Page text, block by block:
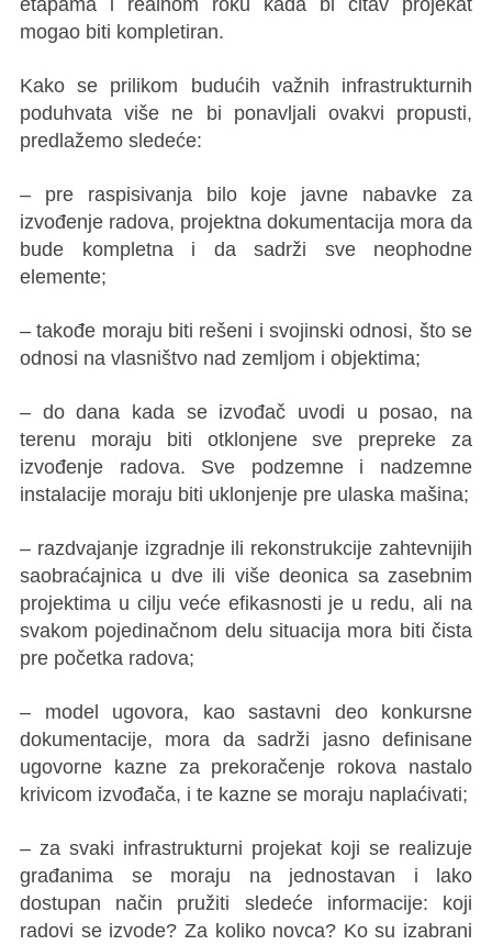
mogao biti kompletiran.
Kako se prilikom budućih važnih infrastrukturnih
poduhvata više ne bi ponavljali ovakvi propusti,
predlažemo sledeće:
– pre raspisivanja bilo koje javne nabavke za
izvođenje radova, projektna dokumentacija mora da
bude kompletna i da sadrži sve neophodne
elemente;
– takođe moraju biti rešeni i svojinski odnosi, što se
odnosi na vlasništvo nad zemljom i objektima;
– do dana kada se izvođač uvodi u posao, na
terenu moraju biti otklonjene sve prepreke za
izvođenje radova. Sve podzemne i nadzemne
instalacije moraju biti uklonjenje pre ulaska mašina;
– razdvajanje izgradnje ili rekonstrukcije zahtevnijih
saobraćajnica u dve ili više deonica sa zasebnim
projektima u cilju veće efikasnosti je u redu, ali na
svakom pojedinačnom delu situacija mora biti čista
pre početka radova;
– model ugovora, kao sastavni deo konkursne
dokumentacije, mora da sadrži jasno definisane
ugovorne kazne za prekoračenje rokova nastalo
krivicom izvođača, i te kazne se moraju naplaćivati;
– za svaki infrastrukturni projekat koji se realizuje
građanima se moraju na jednostavan i lako
dostupan način pružiti sledeće informacije: koji
radovi se izvode? Za koliko novca? Ko su izabrani